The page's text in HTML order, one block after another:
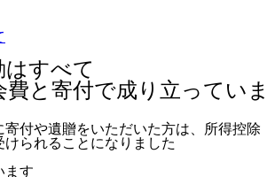
はすべて
費と寄付で成り立っていま
付や遺贈をいただいた方は、所得控除
けられることになりました